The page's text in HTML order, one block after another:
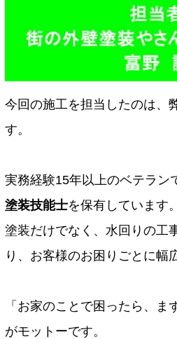
今回の施工を担当したのは、
す。
実務経験15年以上のベテラン
塗装技能士を保有しています。
塗装だけでなく、水回りの工
り、お客様のお困りごとに幅
「お家のことで困ったら、ま
がモットーです。